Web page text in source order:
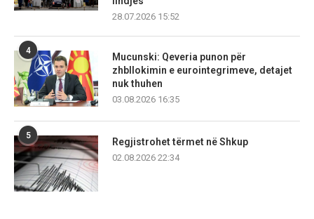
28.07.2026 15:52
4
Mucunski: Qeveria punon për
zhbllokimin e eurointegrimeve, detajet
nuk thuhen
03.08.2026 16:35
5
Regjistrohet tërmet në Shkup
02.08.2026 22:34